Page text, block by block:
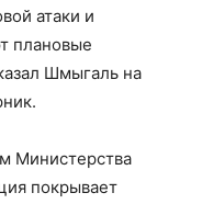
атаки и
плановые
Шмыгаль на
Министерства
покрывает